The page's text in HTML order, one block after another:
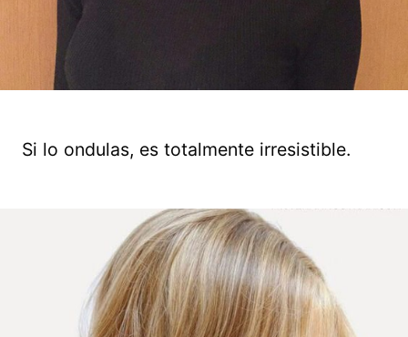
Si lo ondulas, es totalmente irresistible.